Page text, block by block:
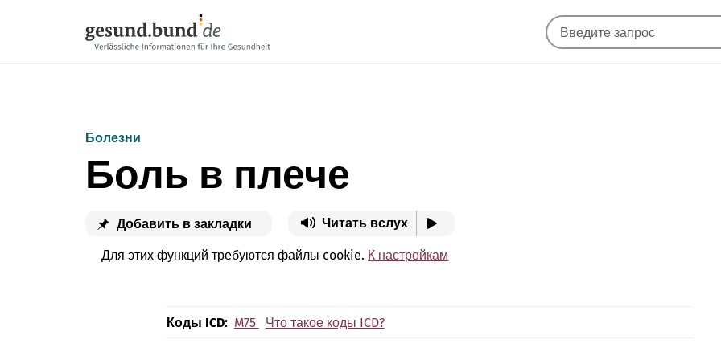
Болезни
Боль в плече
Добавить в закладки Читать вслух
Для этих функций требуются файлы cookie. К настройкам
Коды ICD: M75 Что такое коды ICD?